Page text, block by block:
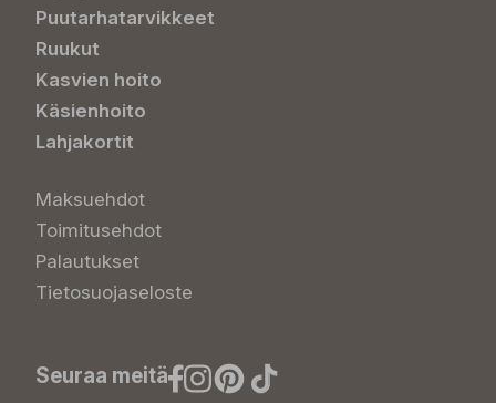
Puutarhatarvikkeet
Ruukut
Kasvien hoito
Käsienhoito
Lahjakortit
Maksuehdot
Toimitusehdot
Palautukset
Tietosuojaseloste
Seuraa meitä